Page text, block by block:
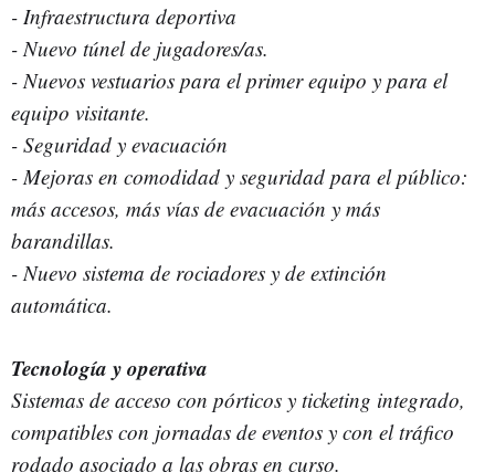
- Infraestructura deportiva
- Nuevo túnel de jugadores/as.
- Nuevos vestuarios para el primer equipo y para el
equipo visitante.
- Seguridad y evacuación
- Mejoras en comodidad y seguridad para el público:
más accesos, más vías de evacuación y más
barandillas.
- Nuevo sistema de rociadores y de extinción
automática.
Tecnología y operativa
Sistemas de acceso con pórticos y ticketing integrado,
compatibles con jornadas de eventos y con el tráfico
rodado asociado a las obras en curso.